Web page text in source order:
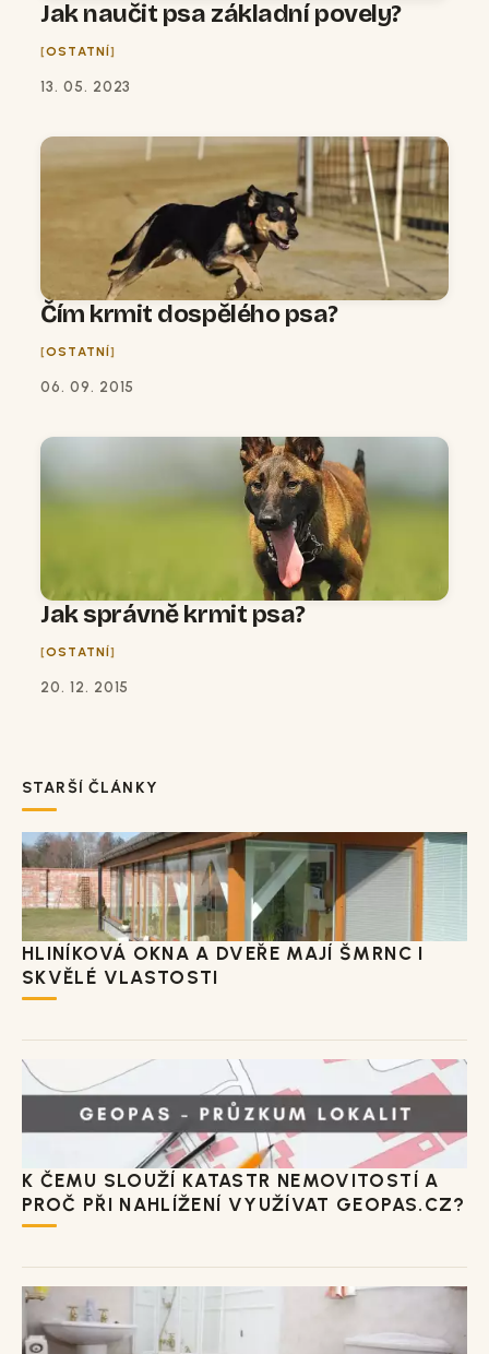
Jak naučit psa základní povely?
OSTATNÍ
13. 05. 2023
Čím krmit dospělého psa?
OSTATNÍ
06. 09. 2015
Jak správně krmit psa?
OSTATNÍ
20. 12. 2015
STARŠÍ ČLÁNKY
HLINÍKOVÁ OKNA A DVEŘE MAJÍ ŠMRNC I
SKVĚLÉ VLASTOSTI
K ČEMU SLOUŽÍ KATASTR NEMOVITOSTÍ A
PROČ PŘI NAHLÍŽENÍ VYUŽÍVAT GEOPAS.CZ?